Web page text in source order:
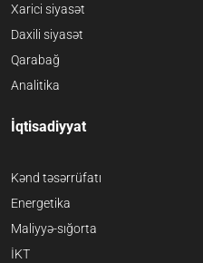
Xarici siyasət
Daxili siyasət
Qarabağ
Analitika
İqtisadiyyat
Kənd təsərrüfatı
Energetika
Maliyyə-sığorta
İKT